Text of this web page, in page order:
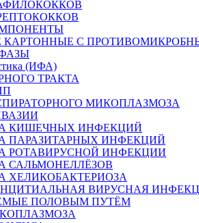
С
(ИФА)
ТРАКТА
МИКОПЛАЗМОЗА
КИШЕЧНЫХ ИНФЕКЦИЙ
ПАРАЗИТАРНЫХ ИНФЕКЦИЙ
РОТАВИРУСНОЙ ИНФЕКЦИИ
САЛЬМОНЕЛЛЁЗОВ
ХЕЛИКОБАКТЕРИОЗА
ВИРУСНАЯ
ПОЛОВЫМ ПУТЁМ